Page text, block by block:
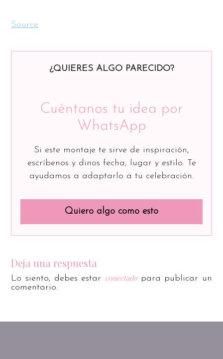
Source
¿QUIERES ALGO PARECIDO?
Cuéntanos tu idea por
WhatsApp
Si este montaje te sirve de inspiración,
escríbenos y dinos fecha, lugar y estilo. Te
ayudamos a adaptarlo a tu celebración.
Quiero algo como esto
Deja una respuesta
Lo siento, debes estar conectadopara publicar un
comentario.